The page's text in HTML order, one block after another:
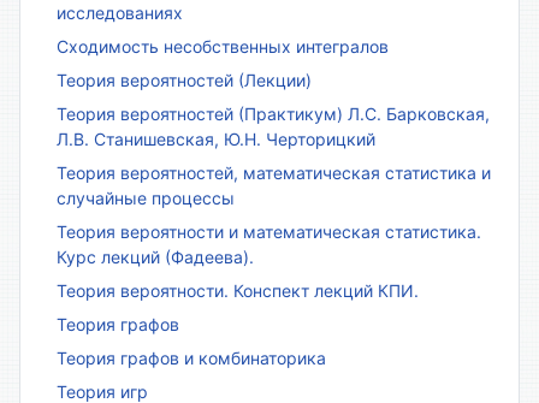
исследованиях
Сходимость несобственных интегралов
Теория вероятностей (Лекции)
Теория вероятностей (Практикум) Л.С. Барковская,
Л.В. Станишевская, Ю.Н. Черторицкий
Теория вероятностей, математическая статистика и
случайные процессы
Теория вероятности и математическая статистика.
Курс лекций (Фадеева).
Теория вероятности. Конспект лекций КПИ.
Теория графов
Теория графов и комбинаторика
Теория игр